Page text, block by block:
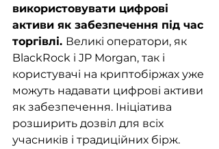
використовувати цифрові
активи як забезпечення під час
торгівлі. Великі оператори, як
BlackRock і JP Morgan, так і
користувачі на криптобіржах уже
можуть надавати цифрові активи
як забезпечення. Ініціатива
розширить дозвіл для всіх
учасників і традиційних бірж.